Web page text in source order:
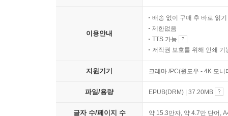
이용안내
배송 없이 구매 후 바로 읽기
제한없음
TTS 가능
저작권 보호를 위해 인쇄 기
지원기기 크레마 /PC(윈도우 - 4K 모
파일/용량 EPUB(DRM) | 37.20MB
글자 수/페이지 수 약 15.3만자, 약 4.7만 단어,